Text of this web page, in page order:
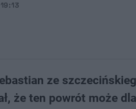
19:13
ze
że ten powrót może